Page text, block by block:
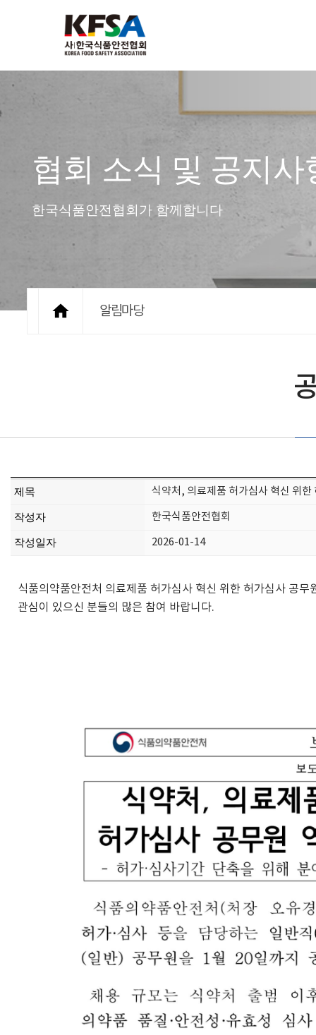
협회 소식 및 공지
한국식품안전협회가 함께합니다
 알림마당
제목 식약처, 의료제품 허가심사 혁신 위
작성자 한국식품안전협회
작성일자 2026-01-14
식품의약품안전처 의료제품 허가심사 혁신 위한 허가심사 공무
관심이 있으신 분들의 많은 참여 바랍니다.